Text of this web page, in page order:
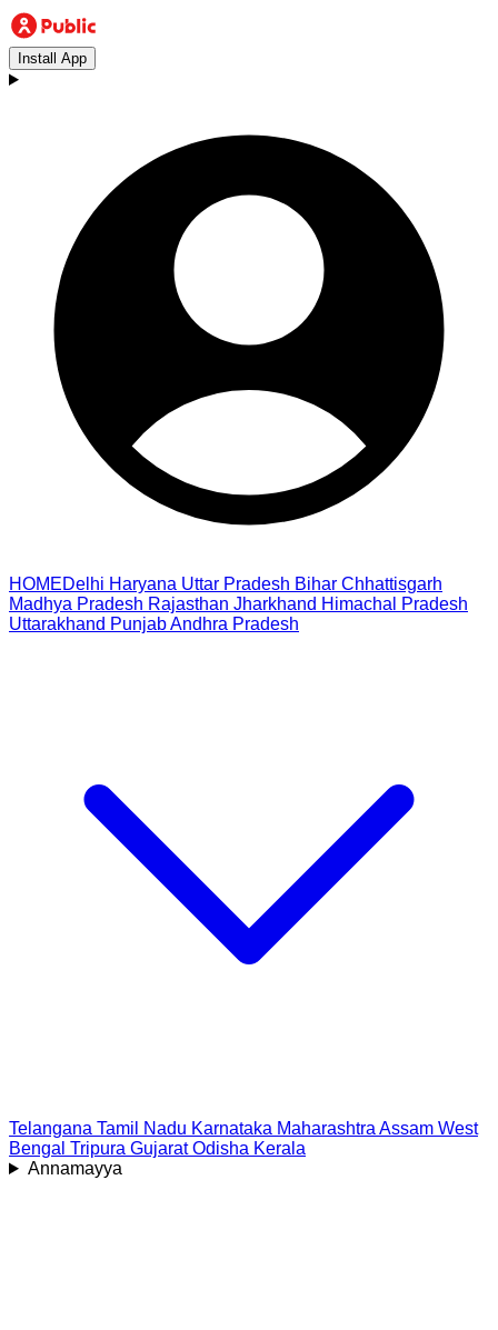
Install App
HOMEDelhi Haryana Uttar Pradesh Bihar Chhattisgarh
Madhya Pradesh Rajasthan Jharkhand Himachal Pradesh
Uttarakhand PunjabAndhra Pradesh
Telangana Tamil Nadu Karnataka Maharashtra Assam West
Bengal Tripura Gujarat Odisha Kerala
Annamayya